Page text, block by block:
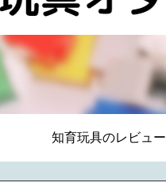
知育玩具のレビュー